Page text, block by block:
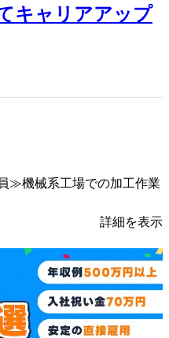
キャリアアップ
≫機械系工場での加工作業
詳細を表示